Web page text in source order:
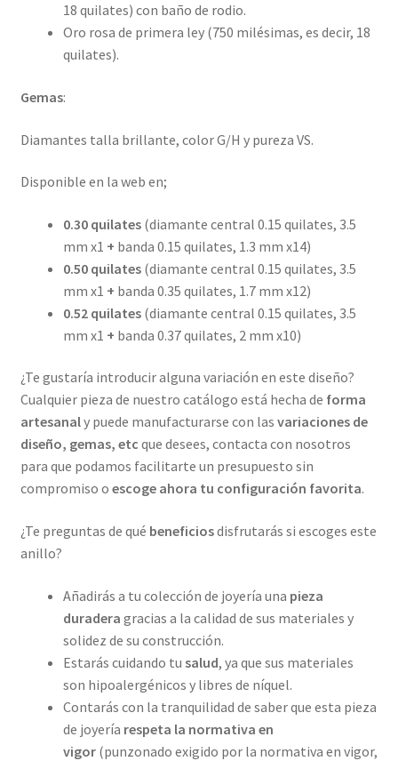
18 quilates) con baño de rodio.
Oro rosa de primera ley (750 milésimas, es decir, 18
quilates).
Gemas:
Diamantes talla brillante, color G/H y pureza VS.
Disponible en la web en;
0.30 quilates (diamante central 0.15 quilates, 3.5
mm x1 + banda 0.15 quilates, 1.3 mm x14)
0.50 quilates (diamante central 0.15 quilates, 3.5
mm x1 + banda 0.35 quilates, 1.7 mm x12)
0.52 quilates (diamante central 0.15 quilates, 3.5
mm x1 + banda 0.37 quilates, 2 mm x10)
¿Te gustaría introducir alguna variación en este diseño?
Cualquier pieza de nuestro catálogo está hecha de forma
artesanaly puede manufacturarse con las variaciones de
diseño, gemas, etc que desees, contacta con nosotros
para que podamos facilitarte un presupuesto sin
compromiso o escoge ahora tu configuración favorita.
¿Te preguntas de qué beneficiosdisfrutarás si escoges este
anillo?
Añadirás a tu colección de joyería una pieza
duradera gracias a la calidad de sus materiales y
solidez de su construcción.
Estarás cuidando tu salud, ya que sus materiales
son hipoalergénicos y libres de níquel.
Contarás con la tranquilidad de saber que esta pieza
de joyería respeta la normativa en
vigor(punzonado exigido por la normativa en vigor,